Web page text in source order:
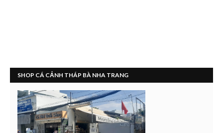
SHOP CÁ CẢNH THÁP BÀ NHA TRANG